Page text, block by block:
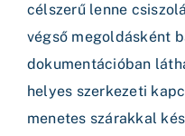
célszerű lenne
végső megoldásként
dokumentációban
helyes szerkezeti
menetes szárakkal